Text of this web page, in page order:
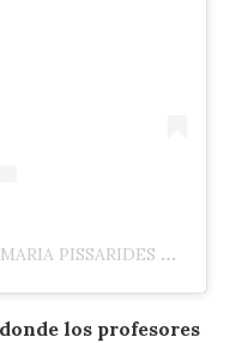
Una publicación compartida de MARIA PISSARIDES 🇬🇧 🇨🇾 (@maria_pissarides)
donde los profesores